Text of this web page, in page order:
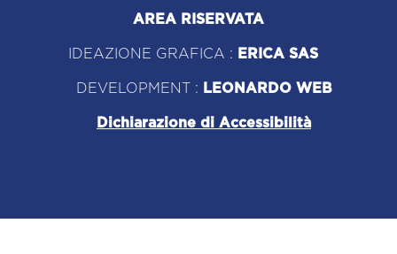
AREA RISERVATA
IDEAZIONE GRAFICA : ERICA SAS
DEVELOPMENT : LEONARDO WEB
Dichiarazione di Accessibilità